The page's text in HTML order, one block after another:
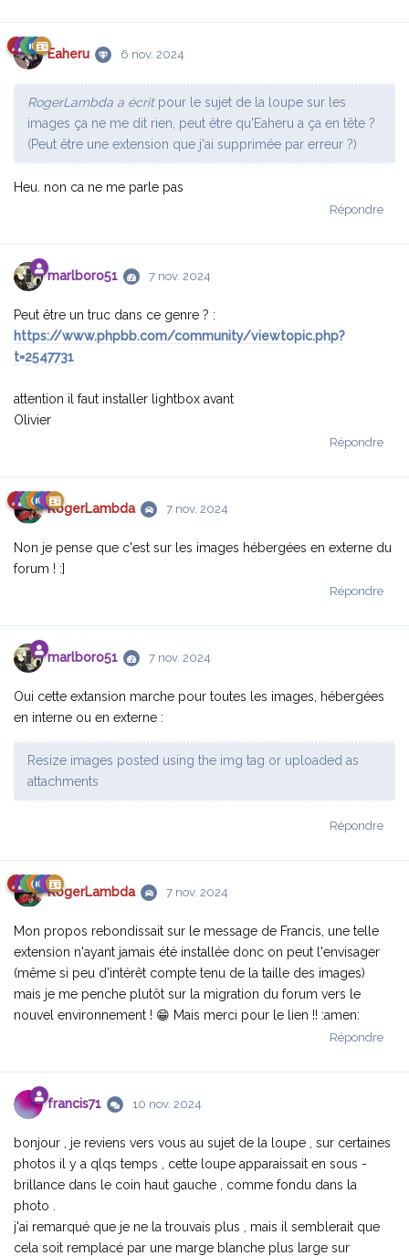
Eaheru 6 nov. 2024
RogerLambda a écritpour le sujet de la loupe sur les
images ça ne me dit rien, peut être qu'Eaheru a ça en tête ?
(Peut être une extension que j'ai supprimée par erreur ?)
Heu. non ca ne me parle pas
Répondre
marlboro51 7 nov. 2024
Peut être un truc dans ce genre ? :
https://www.phpbb.com/community/viewtopic.php?
t=2547731
attention il faut installer lightbox avant
Olivier
Répondre
RogerLambda 7 nov. 2024
Non je pense que c'est sur les images hébergées en externe du
forum ! :]
Répondre
marlboro51 7 nov. 2024
Oui cette extansion marche pour toutes les images, hébergées
en interne ou en externe :
Resize images posted using the img tag or uploaded as
attachments
Répondre
RogerLambda 7 nov. 2024
Mon propos rebondissait sur le message de Francis, une telle
extension n'ayant jamais été installée donc on peut l'envisager
(même si peu d'intérêt compte tenu de la taille des images)
mais je me penche plutôt sur la migration du forum vers le
nouvel environnement ! 😁 Mais merci pour le lien !! :amen:
Répondre
francis71 10 nov. 2024
bonjour , je reviens vers vous au sujet de la loupe , sur certaines
photos il y a qlqs temps , cette loupe apparaissait en sous -
brillance dans le coin haut gauche , comme fondu dans la
photo .
j'ai remarqué que je ne la trouvais plus , mais il semblerait que
cela soit remplacé par une marge blanche plus large sur